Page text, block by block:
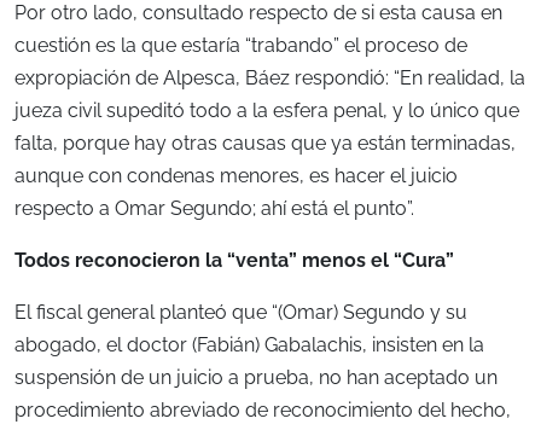
Por otro lado, consultado respecto de si esta causa en
cuestión es la que estaría “trabando” el proceso de
expropiación de Alpesca, Báez respondió: “En realidad, la
jueza civil supeditó todo a la esfera penal, y lo único que
falta, porque hay otras causas que ya están terminadas,
aunque con condenas menores, es hacer el juicio
respecto a Omar Segundo; ahí está el punto”.
Todos reconocieron la “venta” menos el “Cura”
El fiscal general planteó que “(Omar) Segundo y su
abogado, el doctor (Fabián) Gabalachis, insisten en la
suspensión de un juicio a prueba, no han aceptado un
procedimiento abreviado de reconocimiento del hecho,